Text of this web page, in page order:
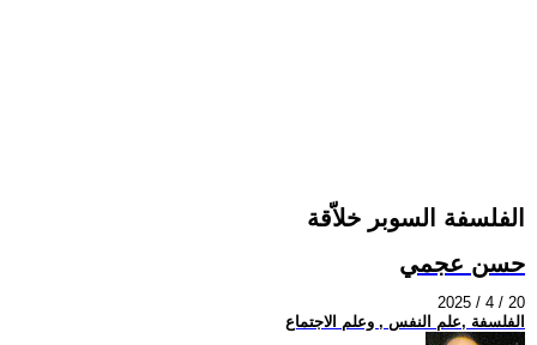
الفلسفة السوبر خلاّقة
حسن عجمي
2025 / 4 / 20
الفلسفة ,علم النفس , وعلم الاجتماع